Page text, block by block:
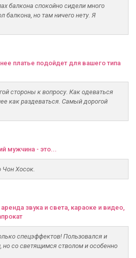
балкона спокойно сидели много
балкона, но там ничего нету. Я
платье подойдет для вашего типа
стороны к вопросу. Как одеваться
как раздеваться. Самый дорогой
мужчина - это...
Чон Хосок.
звука и света, караоке и видео,
спецэффектов! Пользовался и
со светящимся стволом и особенно